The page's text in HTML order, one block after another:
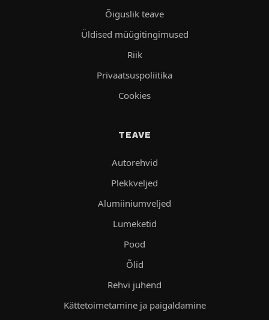
Õiguslik teave
Üldised müügitingimused
Riik
Privaatsuspoliitika
Cookies
TEAVE
Autorehvid
Plekkveljed
Alumiiniumveljed
Lumeketid
Pood
Õlid
Rehvi juhend
Kättetoimetamine ja paigaldamine